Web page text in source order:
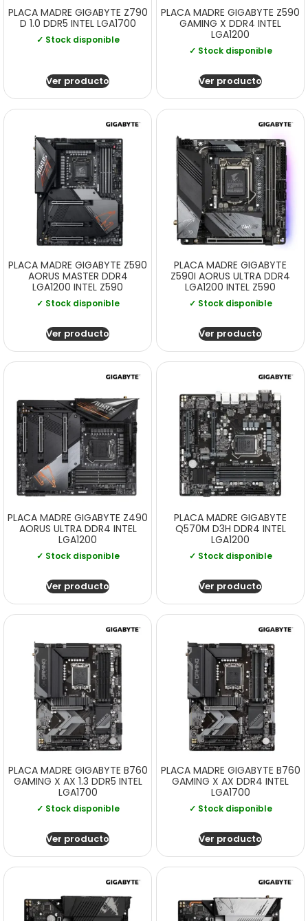
PLACA MADRE GIGABYTE Z790
D 1.0 DDR5 INTEL LGA1700
✓ Stock disponible
Ver producto
PLACA MADRE GIGABYTE Z590
GAMING X DDR4 INTEL
LGA1200
✓ Stock disponible
Ver producto
PLACA MADRE GIGABYTE Z590
AORUS MASTER DDR4
LGA1200 INTEL Z590
✓ Stock disponible
Ver producto
PLACA MADRE GIGABYTE
Z590I AORUS ULTRA DDR4
LGA1200 INTEL Z590
✓ Stock disponible
Ver producto
PLACA MADRE GIGABYTE Z490
AORUS ULTRA DDR4 INTEL
LGA1200
✓ Stock disponible
Ver producto
PLACA MADRE GIGABYTE
Q570M D3H DDR4 INTEL
LGA1200
✓ Stock disponible
Ver producto
PLACA MADRE GIGABYTE B760
GAMING X AX 1.3 DDR5 INTEL
LGA1700
✓ Stock disponible
Ver producto
PLACA MADRE GIGABYTE B760
GAMING X AX DDR4 INTEL
LGA1700
✓ Stock disponible
Ver producto